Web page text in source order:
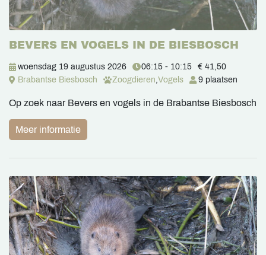
BEVERS EN VOGELS IN DE BIESBOSCH
woensdag 19 augustus 2026 06:15 - 10:15
€ 41,50
Brabantse Biesbosch
Zoogdieren,Vogels 9 plaatsen
Op zoek naar Bevers en vogels in de Brabantse Biesbosch
Meer informatie